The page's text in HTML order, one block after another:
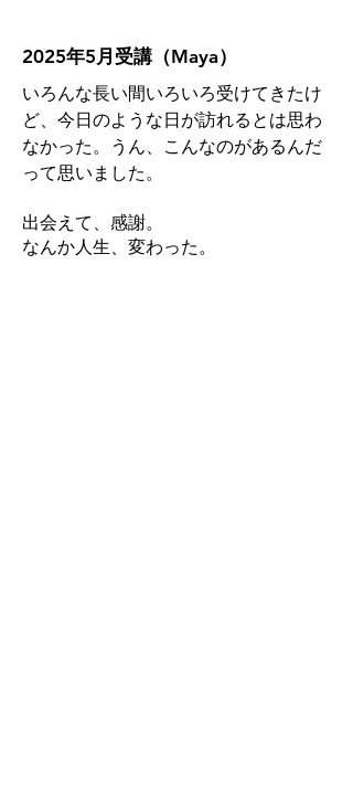
2025年5月受講（Maya）
いろんな長い間いろいろ受けてきたけ
ど、今日のような日が訪れるとは思わ
なかった。
うん、こんなのがあるんだ
って思いました。
出会えて、感謝。
なんか人生、変わった。